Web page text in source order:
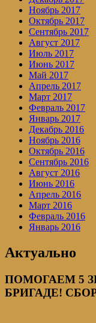
Ноябрь 2017
Октябрь 2017
Сентябрь 2017
Август 2017
Июль 2017
Июнь 2017
Май 2017
Апрель 2017
Март 2017
Февраль 2017
Январь 2017
Декабрь 2016
Ноябрь 2016
Октябрь 2016
Сентябрь 2016
Август 2016
Июнь 2016
Апрель 2016
Март 2016
Февраль 2016
Январь 2016
Актуально
ПОМОГАЕМ 5
БРИГАДЕ!